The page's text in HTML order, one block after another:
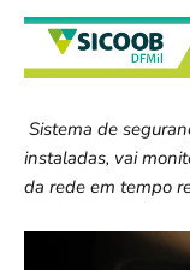
Sistema de
instaladas, vai
da rede em tempo